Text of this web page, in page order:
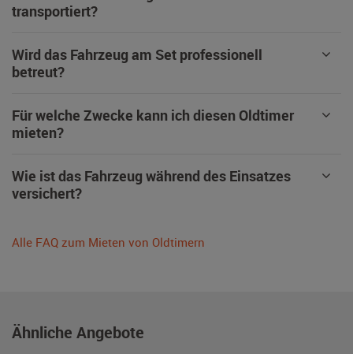
transportiert?
Wird das Fahrzeug am Set professionell
betreut?
Für welche Zwecke kann ich diesen Oldtimer
mieten?
Wie ist das Fahrzeug während des Einsatzes
versichert?
Alle FAQ zum Mieten von Oldtimern
Ähnliche Angebote